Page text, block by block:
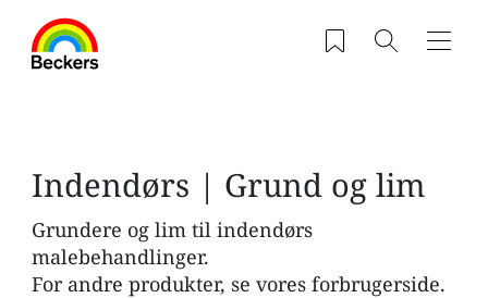
Saved products
Søg
Indendørs | Grund og lim
Grundere og lim til indendørs
malebehandlinger.
For andre produkter, se vores forbrugerside.